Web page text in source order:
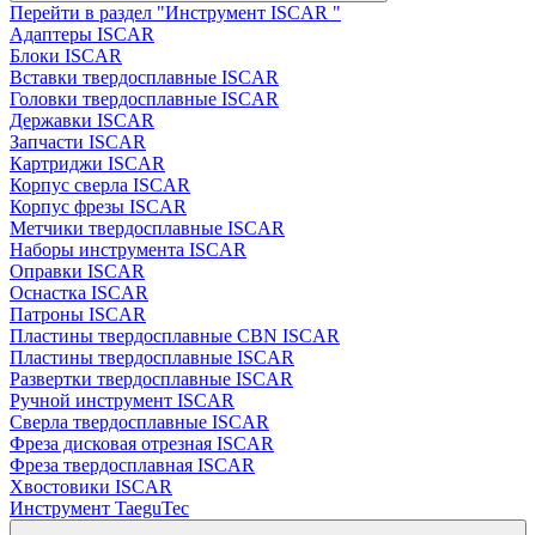
Перейти в раздел "Инструмент ISCAR "
Адаптеры ISCAR
Блоки ISCAR
Вставки твердосплавные ISCAR
Головки твердосплавные ISCAR
Державки ISCAR
Запчасти ISCAR
Картриджи ISCAR
Корпус сверла ISCAR
Корпус фрезы ISCAR
Метчики твердосплавные ISCAR
Наборы инструмента ISCAR
Оправки ISCAR
Оснастка ISCAR
Патроны ISCAR
Пластины твердосплавные CBN ISCAR
Пластины твердосплавные ISCAR
Развертки твердосплавные ISCAR
Ручной инструмент ISCAR
Сверла твердосплавные ISCAR
Фреза дисковая отрезная ISCAR
Фреза твердосплавная ISCAR
Хвостовики ISCAR
Инструмент TaeguTec